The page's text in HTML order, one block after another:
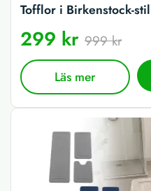
Tofflor i Birkenstock-stil
299 kr 999 kr
Läs mer